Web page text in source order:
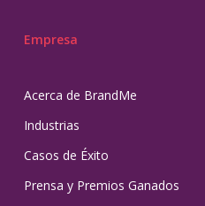
Empresa
Acerca de BrandMe
Industrias
Casos de Éxito
Prensa y Premios Ganados